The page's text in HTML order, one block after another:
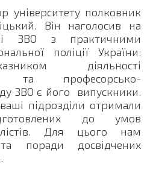
університету полковник
Він наголосив на
ЗВО з практичними
поліції України:
діяльності
та професорсько-
ЗВО є його
випускники.
підрозділи отримали
до умов
Для цього нам
поради досвідчених